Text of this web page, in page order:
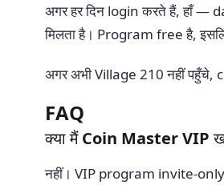
अगर हर दिन login करते हैं, हाँ —
मिलता है। Program free है,
अगर अभी Village 210 नहीं
FAQ
क्या मैं Coin Master VIP
नहीं। VIP program invite-